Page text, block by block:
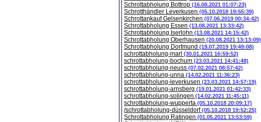
Schrottabholung Bottrop (16.08.2021 01:07:23)
Schrotthändler Leverkusen (05.10.2018 19:55:39)
Schrottankauf Gelsenkirchen (07.06.2019 00:34:42)
Schrottabholung Essen (13.08.2021 13:33:42)
Schrottabholung Iserlohn (13.08.2021 14:15:42)
Schrottabholung Oberhausen (20.08.2021 13:13:09)
Schrottabholung Dortmund (19.07.2019 19:49:08)
schrottabholung-marl (30.01.2021 16:59:52)
schrottabholung-bochum (23.03.2021 14:41:48)
schrottabholung-neuss (07.02.2021 08:57:42)
schrottabholung-unna (14.02.2021 11:36:23)
schrottabholung-leverkusen (23.03.2021 14:57:19)
schrottabholung-arnsberg (19.01.2021 01:42:33)
schrottabholung-solingen (14.02.2021 11:45:11)
schrottabholung-wupperta (05.10.2018 20:09:17)
/schrottabholung-düsseldorf(05.10.2018 19:52:25)
Schrottabholung Ratingen (01.05.2021 13:53:59)